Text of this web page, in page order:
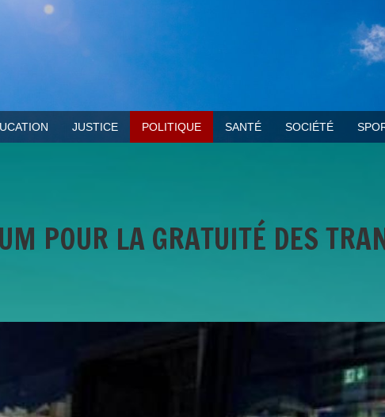
JUSTICE POLITIQUE SANTÉ SOCIÉTÉ
POUR LA GRATUITÉ DES